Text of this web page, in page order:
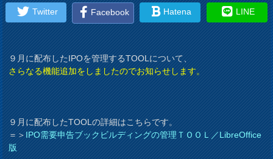
Twitter Facebook Hatena LINE
９月に配布したIPOを管理するTOOLについて、
さらなる機能追加をしましたのでお知らせします。
９月に配布したTOOLの詳細はこちらです。
＝＞IPO需要申告ブックビルディングの管理ＴＯＯＬ／LibreOffice
版